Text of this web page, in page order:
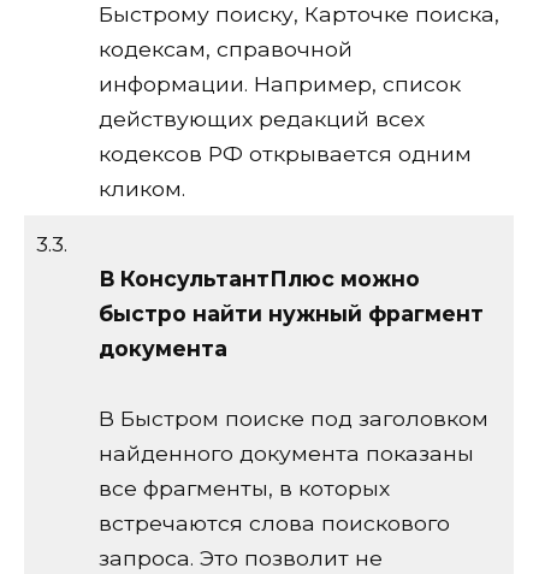
Быстрому поиску, Карточке поиска,
кодексам, справочной
информации. Например, список
действующих редакций всех
кодексов РФ открывается одним
кликом.
3.3.
В КонсультантПлюс можно
быстро найти нужный фрагмент
документа
В Быстром поиске под заголовком
найденного документа показаны
все фрагменты, в которых
встречаются слова поискового
запроса. Это позволит не